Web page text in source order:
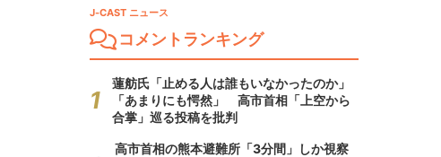
J-CAST ニュース
コメントランキング
蓮舫氏「止める人は誰もいなかったのか」
「あまりにも愕然」 高市首相「上空から
合掌」巡る投稿を批判
高市首相の熊本避難所「3分間」しか視察